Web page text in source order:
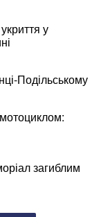
у
Подільському
загиблим